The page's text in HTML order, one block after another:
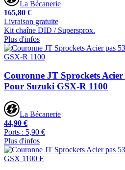
La Bécanerie
165,80 €
Livraison gratuite
Kit chaîne DID / Supersprox.
Plus d'infos
Couronne JT Sprockets Acier
Pour Suzuki GSX-R 1100
La Bécanerie
44,90 €
Ports : 5,90 €
Plus d'infos